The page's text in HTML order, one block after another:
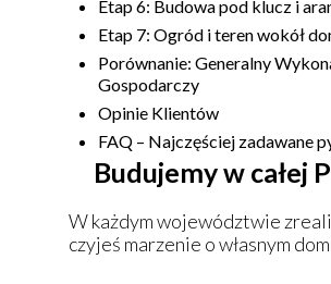
Referencje
KALKULATOR BUDOWY
BLOG
Etap 6: Budowa pod klucz i
Etap 7: Ogród i teren wokół
Porównanie: Generalny
Gospodarczy
Opinie Klientów
FAQ – Najczęściej zadawane
Budujemy w całej
W każdym województwie
czyjeś marzenie o własnym